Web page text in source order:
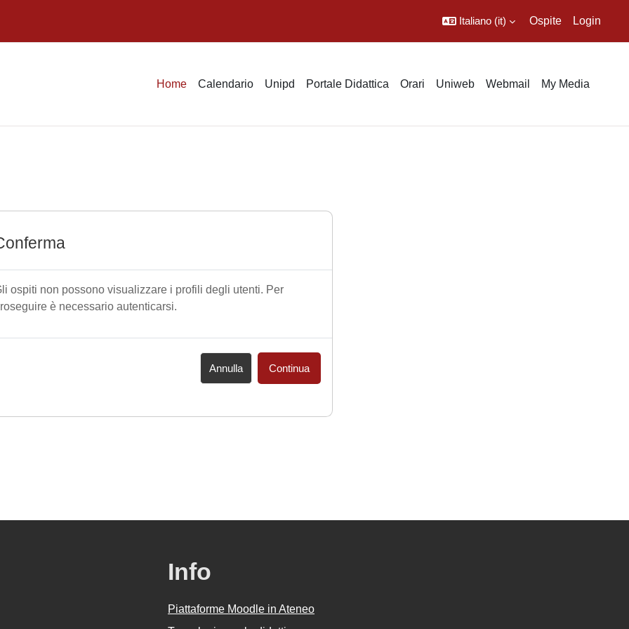
Italiano ‎(it)‎ Ospite Login
Home Calendario Unipd Portale Didattica Orari Uniweb Webmail My Media
ospiti non possono visualizzare i profili degli utenti. Per
è necessario autenticarsi.
Annulla Continua
Info
Piattaforme Moodle in Ateneo